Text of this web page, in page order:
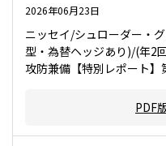
2026年06月23日
ニッセイ/シュローダー・
型・為替ヘッジあり)/(年2
攻防兼備【特別レポート
PDF